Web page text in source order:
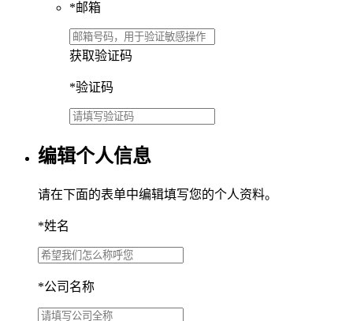
*邮箱
获取验证码
*验证码
编辑个人信息
请在下面的表单中编辑填写您的个人资料。
*姓名
*公司名称